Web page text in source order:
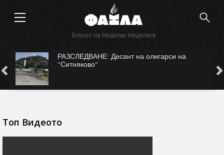
Блогът на Недялко Недялков
РАЗСЛЕДВАНЕ: Десант на олигарси на
"Ситняково"
Топ Видеото